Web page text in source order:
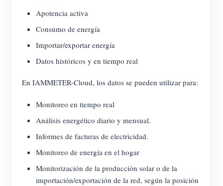
Apotencia activa
Consumo de energía
Importar/exportar energía
Datos históricos y en tiempo real
En IAMMETER-Cloud, los datos se pueden utilizar para:
Monitoreo en tiempo real
Análisis energético diario y mensual.
Informes de facturas de electricidad.
Monitoreo de energía en el hogar
Monitorización de la producción solar o de la
importación/exportación de la red, según la posición